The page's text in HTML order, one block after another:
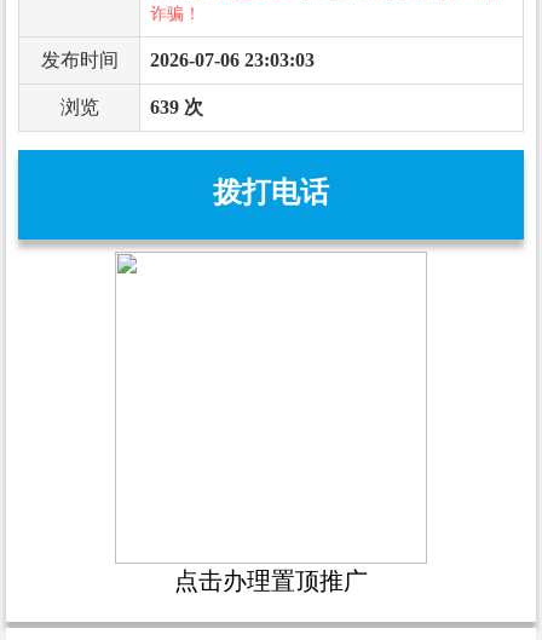
诈骗！
发布时间 2026-07-06 23:03:03
浏览 639 次
拨打电话
点击办理置顶推广